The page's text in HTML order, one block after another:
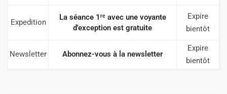
Expedition
La séance 1ʳᵉ avec une voyante
d'exception est gratuite
Expire
bientôt
Newsletter Abonnez-vous à la newsletter
Expire
bientôt